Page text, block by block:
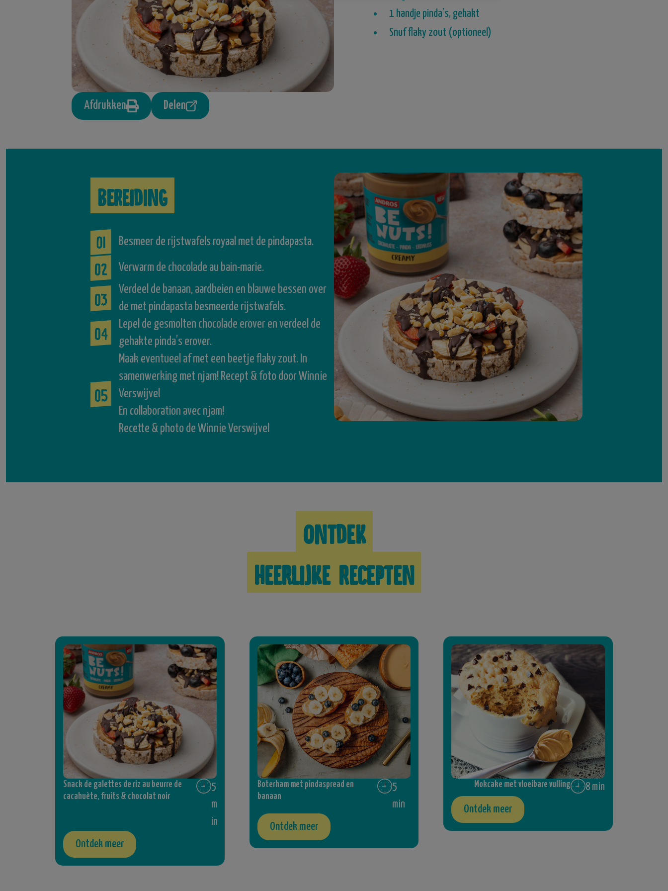
Afdrukken Delen
1 handje pinda’s, gehakt
Snuf flaky zout (optioneel)
Bereiding
Besmeer de rijstwafels royaal met de pindapasta.
Verwarm de chocolade au bain-marie.
Verdeel de banaan, aardbeien en blauwe bessen over
de met pindapasta besmeerde rijstwafels.
Lepel de gesmolten chocolade erover en verdeel de
gehakte pinda’s erover.
Maak eventueel af met een beetje flaky zout. In
samenwerking met njam! Recept & foto door Winnie
Verswijvel
En collaboration avec njam!
Recette & photo de Winnie Verswijvel
Ontdek
heerlijke recepten
5
m
in
Snack de galettes de riz au beurre de
cacahuète, fruits & chocolat noir
Ontdek meer
5
min
Boterham met pindaspread en
banaan
Ontdek meer
8 min
Mokcake met vloeibare vulling
Ontdek meer